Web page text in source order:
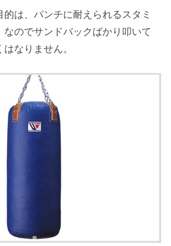
は、パンチに耐えられるスタミ
のでサンドバックばかり叩いて
なりません。